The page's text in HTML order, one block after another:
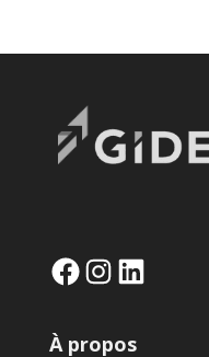
FacebookInstagram
LinkedIn
À propos